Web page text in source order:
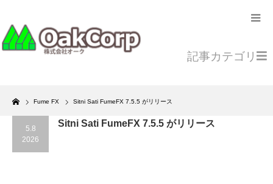
Home
Fume FX Sitni Sati FumeFX 7.5.5 がリリース
記事カテゴリ
5.8
2026
Sitni Sati FumeFX 7.5.5 がリリース